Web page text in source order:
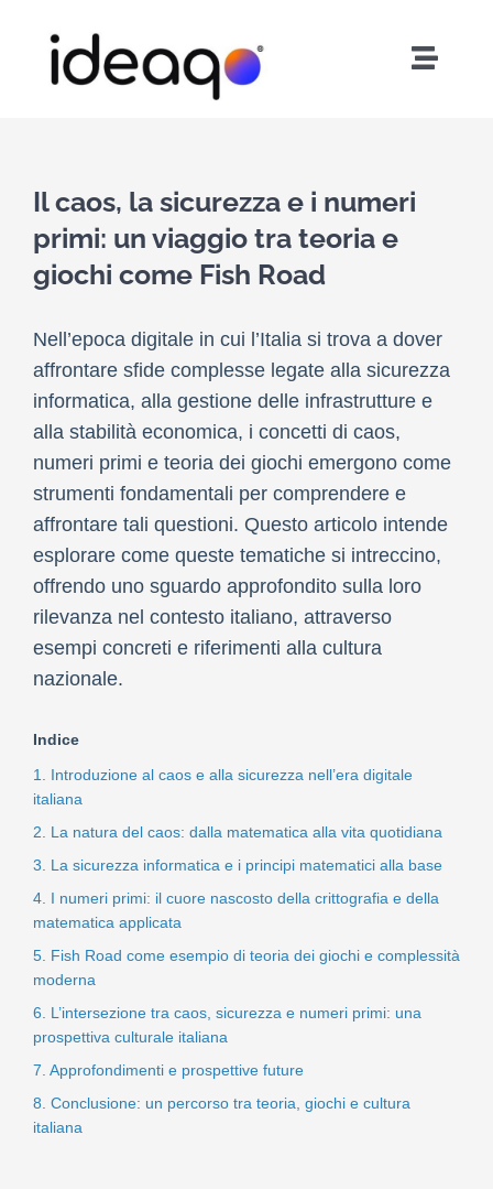
Toggle
About Us
Services
Careers
Contact
Il caos, la sicurezza e i numeri
primi: un viaggio tra teoria e
giochi come Fish Road
Nell’epoca digitale in cui l’Italia si trova a dover
affrontare sfide complesse legate alla sicurezza
informatica, alla gestione delle infrastrutture e
alla stabilità economica, i concetti di caos,
numeri primi e teoria dei giochi emergono come
strumenti fondamentali per comprendere e
affrontare tali questioni. Questo articolo intende
esplorare come queste tematiche si intreccino,
offrendo uno sguardo approfondito sulla loro
rilevanza nel contesto italiano, attraverso
esempi concreti e riferimenti alla cultura
nazionale.
Indice
1. Introduzione al caos e alla sicurezza nell’era digitale
italiana
2. La natura del caos: dalla matematica alla vita quotidiana
3. La sicurezza informatica e i principi matematici alla base
4. I numeri primi: il cuore nascosto della crittografia e della
matematica applicata
5. Fish Road come esempio di teoria dei giochi e complessità
moderna
6. L’intersezione tra caos, sicurezza e numeri primi: una
prospettiva culturale italiana
7. Approfondimenti e prospettive future
8. Conclusione: un percorso tra teoria, giochi e cultura
italiana